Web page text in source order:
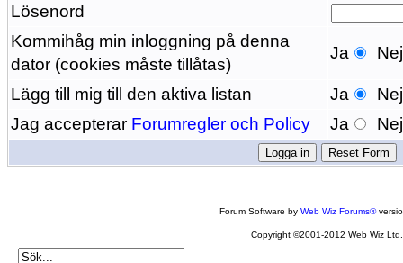
Lösenord
Kommihåg min inloggning på denna
dator (cookies måste tillåtas)
Ja Nej
Lägg till mig till den aktiva listan Ja
Nej
Jag accepterar Forumregler och Policy Ja Nej
Forum Software byWeb Wiz Forums®
Copyright ©2001-2012 Web Wiz Ltd.